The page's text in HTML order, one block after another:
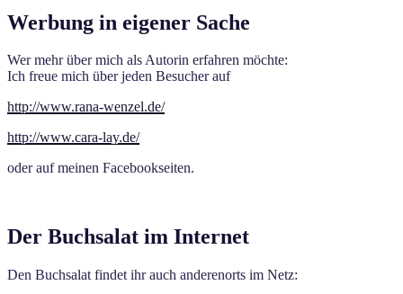
Werbung in eigener Sache
Wer mehr über mich als Autorin erfahren möchte:
Ich freue mich über jeden Besucher auf
http://www.rana-wenzel.de/
http://www.cara-lay.de/
oder auf meinen Facebookseiten.
Der Buchsalat im Internet
Den Buchsalat findet ihr auch anderenorts im Netz: